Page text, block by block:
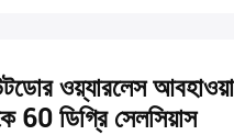
ওয়্যারলেস আবহাওয়া
60 ডিগ্রি সেলসিয়াস